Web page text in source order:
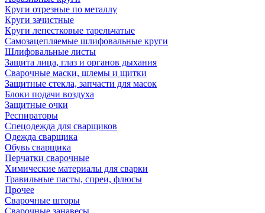
Круги отрезные по металлу
Круги зачистные
Круги лепестковые тарельчатые
Самозацепляемые шлифовальные круги
Шлифовальные листы
Защита лица, глаз и органов дыхания
Сварочные маски, шлемы и щитки
Защитные стекла, запчасти для масок
Блоки подачи воздуха
Защитные очки
Респираторы
Спецодежда для сварщиков
Одежда сварщика
Обувь сварщика
Перчатки сварочные
Химические материалы для сварки
Травильные пасты, спреи, флюсы
Прочее
Сварочные шторы
Сварочные занавесы